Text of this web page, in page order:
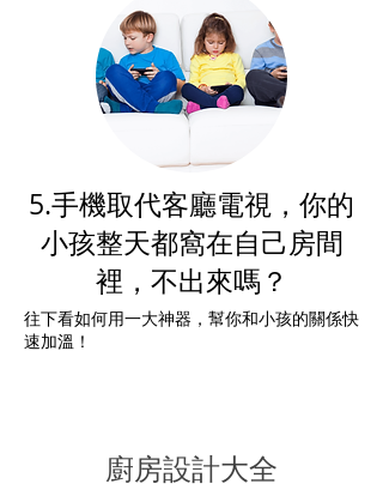
5.手機取代客廳電視，你的
小孩整天都窩在自己房間
裡，不出來嗎？
往下看如何用一大神器，幫你和小孩的關係快
速加溫！
廚房設計大全